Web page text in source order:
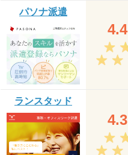
パソナ派遣
4.4
ランスタッド
4.3